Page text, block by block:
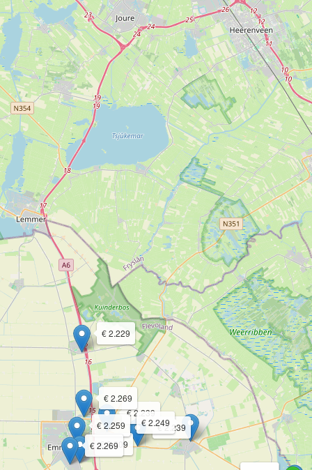
€ 2.209
€ 2.229
€ 2.239
€ 2.239
€ 2.249
€ 2.259
€ 2.269
€ 2.269